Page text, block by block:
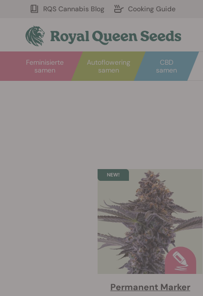
RQS Cannabis Blog Cooking Guide
Autoflowering
samen
Feminisierte
samen
CBD
samen
Permanent Marker